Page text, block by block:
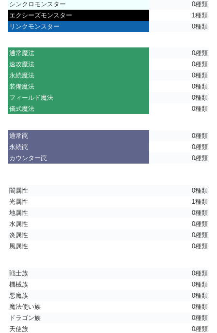
シンクロモンスター
0種類
エクシーズモンスター
1種類
リンクモンスター
0種類
通常魔法
0種類
速攻魔法
0種類
永続魔法
0種類
装備魔法
0種類
フィールド魔法
0種類
儀式魔法
0種類
通常罠
0種類
永続罠
0種類
カウンター罠
0種類
闇属性
0種類
光属性
1種類
地属性
0種類
水属性
0種類
炎属性
0種類
風属性
0種類
戦士族
0種類
機械族
0種類
悪魔族
0種類
魔法使い族
0種類
ドラゴン族
0種類
天使族
0種類